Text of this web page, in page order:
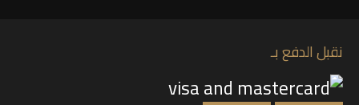
نقبل الدفع بـ